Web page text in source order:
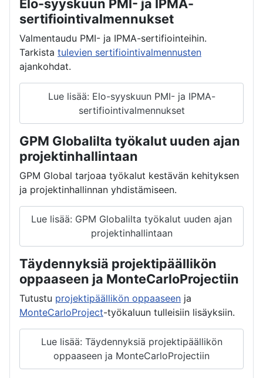
Elo-syyskuun PMI- ja IPMA-
sertifiointivalmennukset
Valmentaudu PMI- ja IPMA-sertifiointeihin.
Tarkista tulevien sertifiointivalmennusten
ajankohdat.
Lue lisää: Elo-syyskuun PMI- ja IPMA-
sertifiointivalmennukset
GPM Globalilta työkalut uuden ajan
projektinhallintaan
GPM Global tarjoaa työkalut kestävän kehityksen
ja projektinhallinnan yhdistämiseen.
Lue lisää: GPM Globalilta työkalut uuden ajan
projektinhallintaan
Täydennyksiä projektipäällikön
oppaaseen ja MonteCarloProjectiin
Tutustu projektipäällikön oppaaseen ja
MonteCarloProject-työkaluun tulleisiin lisäyksiin.
Lue lisää: Täydennyksiä projektipäällikön
oppaaseen ja MonteCarloProjectiin